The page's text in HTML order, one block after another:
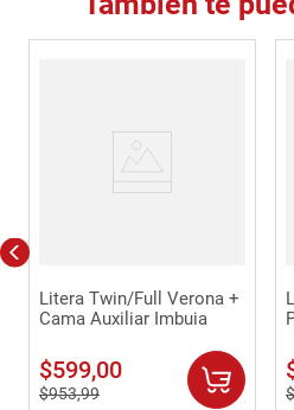
Litera Twin/Full Verona +
Cama Auxiliar Imbuia
$599,00
$953,99 $